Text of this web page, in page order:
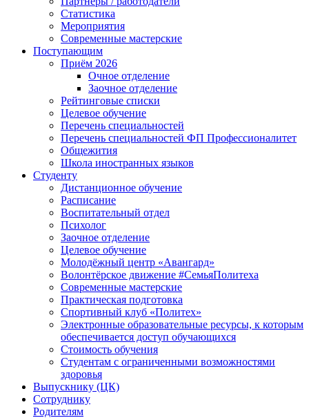
Статистика
Мероприятия
Современные мастерские
Поступающим
Приём 2026
Очное отделение
Заочное отделение
Рейтинговые списки
Целевое обучение
Перечень специальностей
Перечень специальностей ФП Профессионалитет
Общежития
Школа иностранных языков
Студенту
Дистанционное обучение
Расписание
Воспитательный отдел
Психолог
Заочное отделение
Целевое обучение
Молодёжный центр «Авангард»
Волонтёрское движение #СемьяПолитеха
Современные мастерские
Практическая подготовка
Спортивный клуб «Политех»
Электронные образовательные ресурсы, к которым
обеспечивается доступ обучающихся
Стоимость обучения
Студентам с ограниченными возможностями
здоровья
Выпускнику (ЦК)
Сотруднику
Родителям